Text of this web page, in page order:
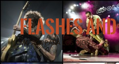
FLASHES
MÚSICA PARA LOS OJOS.